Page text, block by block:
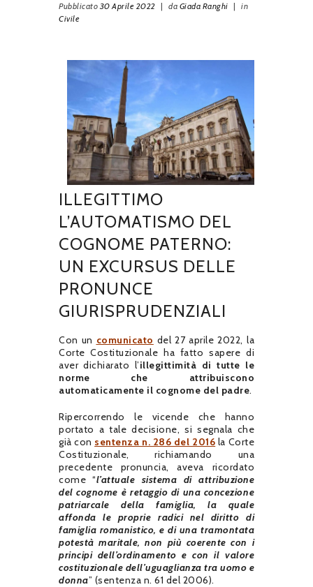
Pubblicato30 Aprile 2022 | da Giada Ranghi | in
Civile
ILLEGITTIMO
L’AUTOMATISMO DEL
COGNOME PATERNO:
UN EXCURSUS DELLE
PRONUNCE
GIURISPRUDENZIALI
Con un comunicato del 27 aprile 2022, la
Corte Costituzionale ha fatto sapere di
aver dichiarato l’illegittimità di tutte le
norme che attribuiscono
automaticamente il cognome del padre.
Ripercorrendo le vicende che hanno
portato a tale decisione, si segnala che
già con sentenza n. 286 del 2016 la Corte
Costituzionale, richiamando una
precedente pronuncia, aveva ricordato
come “l’attuale sistema di attribuzione
del cognome è retaggio di una concezione
patriarcale della famiglia, la quale
affonda le proprie radici nel diritto di
famiglia romanistico, e di una tramontata
potestà maritale, non più coerente con i
principi dell’ordinamento e con il valore
costituzionale dell’uguaglianza tra uomo e
donna” (sentenza n. 61 del 2006).